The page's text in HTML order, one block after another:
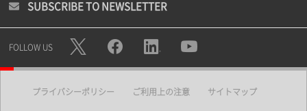
SUBSCRIBE TO NEWSLETTER
FOLLOW US
プライバシーポリシー ご利用上の注意 サイトマップ